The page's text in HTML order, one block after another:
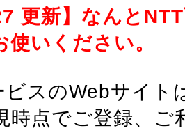
更新】なんと
使いください。
ビスのWebサイト
時点でご登録、ご